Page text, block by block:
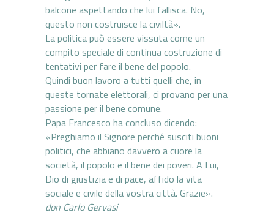
balcone aspettando che lui fallisca. No,
questo non costruisce la civiltà».
La politica può essere vissuta come un
compito speciale di continua costruzione di
tentativi per fare il bene del popolo.
Quindi buon lavoro a tutti quelli che, in
queste tornate elettorali, ci provano per una
passione per il bene comune.
Papa Francesco ha concluso dicendo:
«Preghiamo il Signore perché susciti buoni
politici, che abbiano davvero a cuore la
società, il popolo e il bene dei poveri. A Lui,
Dio di giustizia e di pace, affido la vita
sociale e civile della vostra città. Grazie».
don Carlo Gervasi